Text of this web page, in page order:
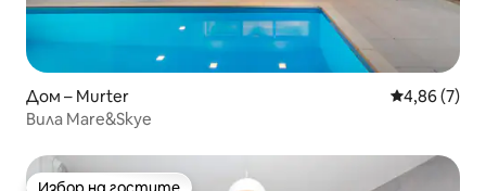
Дом – Murter Средна
4,86 (7)
Вила Mare&Skye